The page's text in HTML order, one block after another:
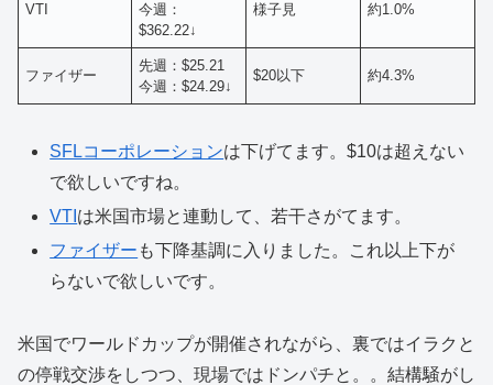
VTI
今週：
$362.22↓
様子見 約1.0%
ファイザー
先週：$25.21
今週：$24.29↓
$20以下 約4.3%
SFLコーポレーションは下げてます。$10は超えない
で欲しいですね。
VTI は米国市場と連動して、若干さがてます。
ファイザー も下降基調に入りました。これ以上下が
らないで欲しいです。
米国でワールドカップが開催されながら、裏ではイラクと
の停戦交渉をしつつ、現場ではドンパチと。。結構騒がし